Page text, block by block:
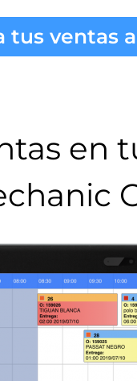
tus ventas
en